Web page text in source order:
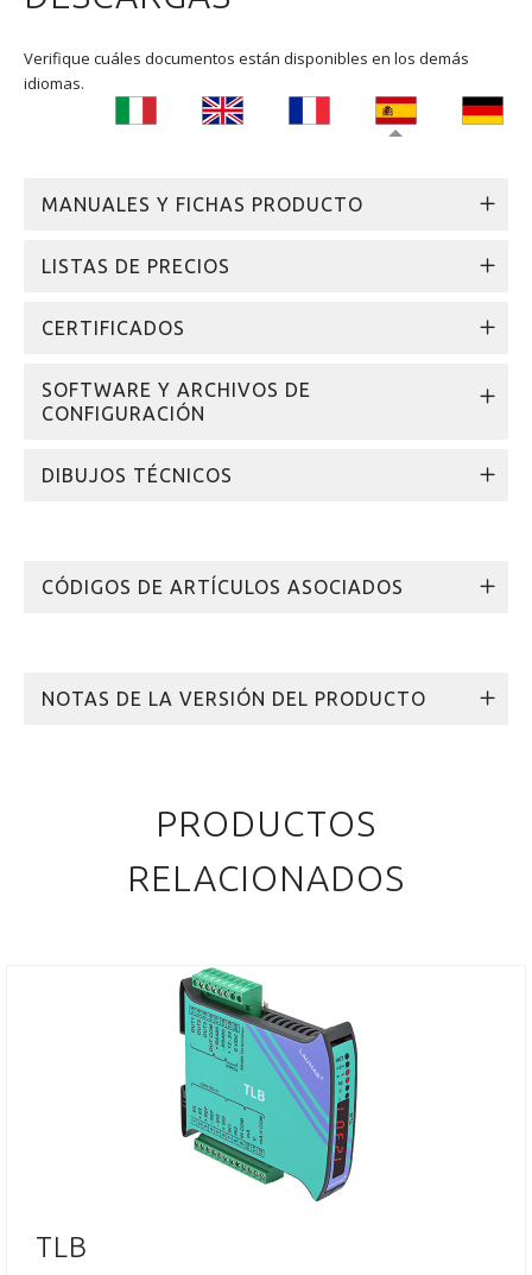
Verifique cuáles documentos están disponibles en los demás
idiomas.
MANUALES Y FICHAS PRODUCTO
LISTAS DE PRECIOS
CERTIFICADOS
SOFTWARE Y ARCHIVOS DE
CONFIGURACIÓN
DIBUJOS TÉCNICOS
CÓDIGOS DE ARTÍCULOS ASOCIADOS
NOTAS DE LA VERSIÓN DEL PRODUCTO
PRODUCTOS
RELACIONADOS
TLB